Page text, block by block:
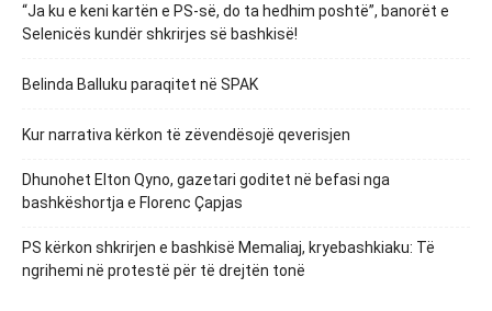
“Ja ku e keni kartën e PS-së, do ta hedhim poshtë”, banorët e
Selenicës kundër shkrirjes së bashkisë!
Belinda Balluku paraqitet në SPAK
Kur narrativa kërkon të zëvendësojë qeverisjen
Dhunohet Elton Qyno, gazetari goditet në befasi nga
bashkëshortja e Florenc Çapjas
PS kërkon shkrirjen e bashkisë Memaliaj, kryebashkiaku: Të
ngrihemi në protestë për të drejtën tonë